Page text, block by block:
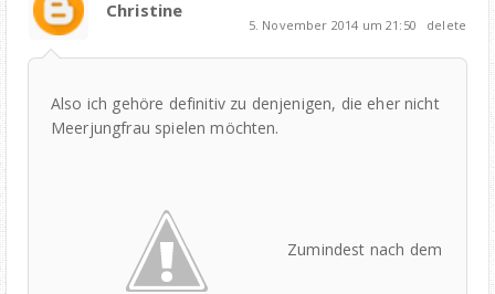
Christine
5. November 2014 um 21:50 delete
Also ich gehöre definitiv zu denjenigen, die eher nicht
Meerjungfrau spielen möchten.
Zumindest nach dem